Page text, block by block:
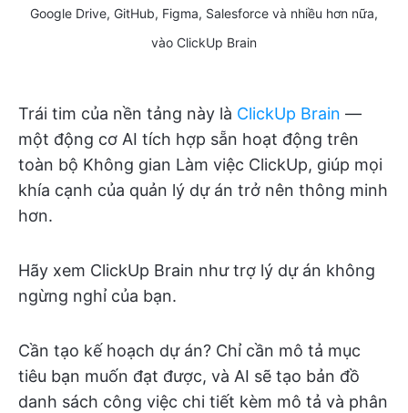
Google Drive, GitHub, Figma, Salesforce và nhiều hơn nữa,
vào ClickUp Brain
Trái tim của nền tảng này là ClickUp Brain —
một động cơ AI tích hợp sẵn hoạt động trên
toàn bộ Không gian Làm việc ClickUp, giúp mọi
khía cạnh của quản lý dự án trở nên thông minh
hơn.
Hãy xem ClickUp Brain như trợ lý dự án không
ngừng nghỉ của bạn.
Cần tạo kế hoạch dự án? Chỉ cần mô tả mục
tiêu bạn muốn đạt được, và AI sẽ tạo bản đồ
danh sách công việc chi tiết kèm mô tả và phân